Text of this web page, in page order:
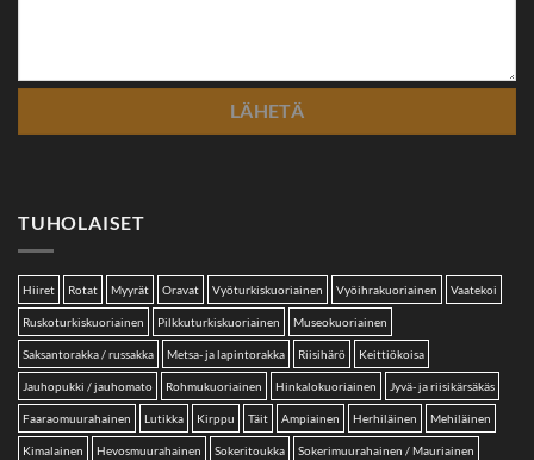
TUHOLAISET
Hiiret Rotat Myyrät Oravat Vyöturkiskuoriainen Vyöihrakuoriainen Vaatekoi
Ruskoturkiskuoriainen Pilkkuturkiskuoriainen Museokuoriainen
Saksantorakka / russakka Metsa- ja lapintorakka Riisihärö Keittiökoisa
Jauhopukki / jauhomato Rohmukuoriainen Hinkalokuoriainen Jyvä- ja riisikärsäkäs
Faaraomuurahainen Lutikka Kirppu Täit Ampiainen Herhiläinen Mehiläinen
Kimalainen Hevosmuurahainen Sokeritoukka Sokerimuurahainen / Mauriainen